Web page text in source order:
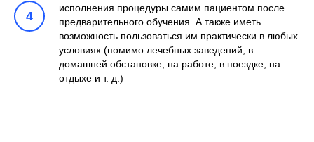
4
исполнения процедуры самим пациентом после
предварительного обучения. А также иметь
возможность пользоваться им практически в любых
условиях (помимо лечебных заведений, в
домашней обстановке, на работе, в поездке, на
отдыхе и т. д.)